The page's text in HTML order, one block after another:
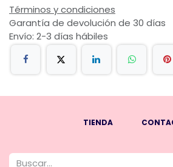
Términos y condiciones
Garantía de devolución de 30 días
Envío: 2-3 días hábiles
TIENDA